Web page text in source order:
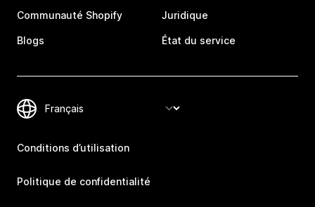
Communauté Shopify
Blogs
Juridique
État du service
Conditions d’utilisation
Politique de confidentialité